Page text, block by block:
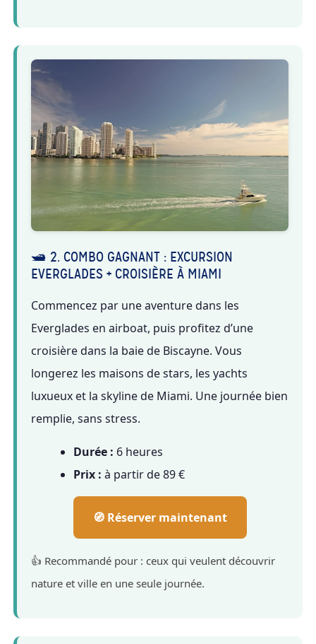
🛥️ 2. COMBO GAGNANT : EXCURSION
EVERGLADES + CROISIÈRE À MIAMI
Commencez par une aventure dans les
Everglades en airboat, puis profitez d’une
croisière dans la baie de Biscayne. Vous
longerez les maisons de stars, les yachts
luxueux et la skyline de Miami. Une journée bien
remplie, sans stress.
Durée : 6 heures
Prix : à partir de 89 €
🧭 Réserver maintenant
👍 Recommandé pour : ceux qui veulent découvrir
nature et ville en une seule journée.